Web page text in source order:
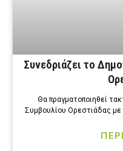
Συνεδριάζει το
Θα πραγματοποιηθεί
Συμβουλίου Ορεστιάδας